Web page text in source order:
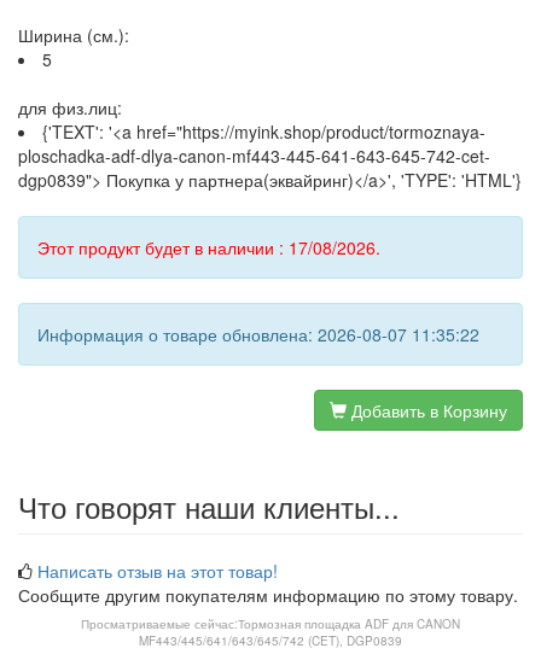
Ширина (см.):
5
для физ.лиц:
{'TEXT': '<a href="https://myink.shop/product/tormoznaya-
ploschadka-adf-dlya-canon-mf443-445-641-643-645-742-cet-
dgp0839"> Покупка у партнера(эквайринг)</a>', 'TYPE': 'HTML'}
Этот продукт будет в наличии : 17/08/2026.
Информация о товаре обновлена: 2026-08-07 11:35:22
Добавить в Корзину
Что говорят наши клиенты...
Написать отзыв на этот товар!
Сообщите другим покупателям информацию по этому товару.
Просматриваемые сейчас:Тормозная площадка ADF для CANON
MF443/445/641/643/645/742 (CET), DGP0839